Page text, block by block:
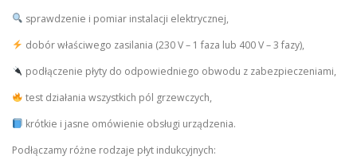
sprawdzenie i pomiar instalacji elektrycznej,
dobór właściwego zasilania (230 V – 1 faza lub 400 V – 3 fazy),
podłączenie płyty do odpowiedniego obwodu z zabezpieczeniami,
test działania wszystkich pól grzewczych,
krótkie i jasne omówienie obsługi urządzenia.
Podłączamy różne rodzaje płyt indukcyjnych: